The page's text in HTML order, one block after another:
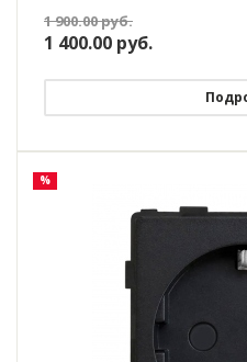
энергопотребления,
1 900.00руб.
1 400.00 руб.
%